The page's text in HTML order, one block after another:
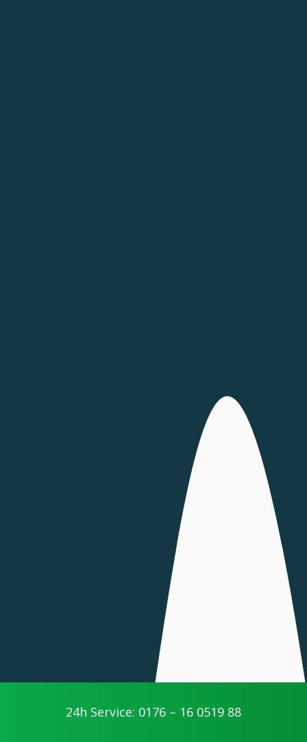
24h Service: 0176 – 16 0519 88